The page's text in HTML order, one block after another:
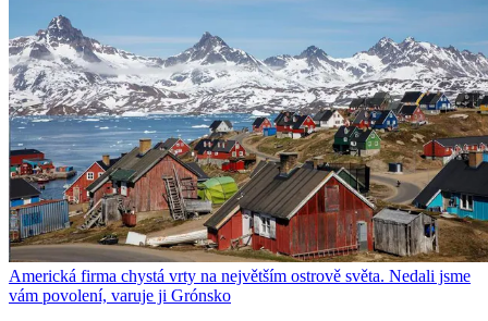
Americká firma chystá vrty na největším ostrově světa. Nedali jsme
vám povolení, varuje ji Grónsko